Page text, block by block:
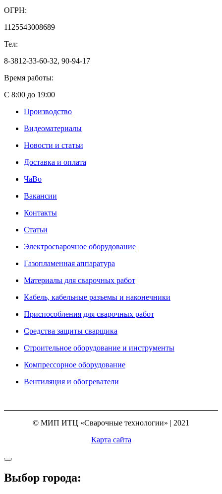
ОГРН:
1125543008689
Тел:
8-3812-33-60-32, 90-94-17
Время работы:
С 8:00 до 19:00
Производство
Видеоматериалы
Новости и статьи
Доставка и оплата
ЧаВо
Вакансии
Контакты
Статьи
Электросварочное оборудование
Газопламенная аппаратура
Материалы для сварочных работ
Кабель, кабельные разъемы и наконечники
Приспособления для сварочных работ
Средства защиты сварщика
Строительное оборудование и инструменты
Компрессорное оборудование
Вентиляция и обогреватели
© МИП ИТЦ «Сварочные технологии» | 2021
Карта сайта
Выбор города: